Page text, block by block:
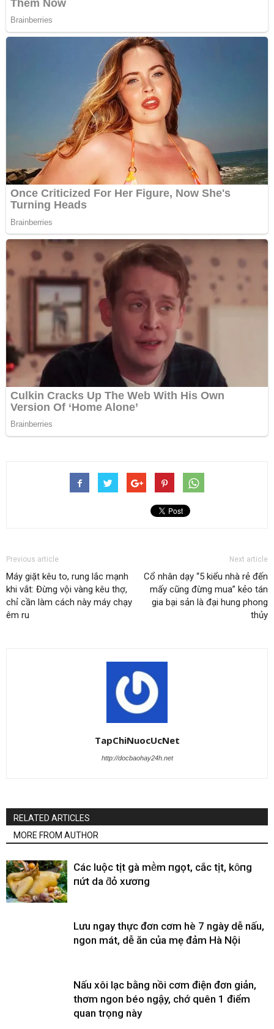
Previous article
Máy giặt kêu to, rung lắc mạnh
khi vắt: Đừng vội vàng kêu thợ,
chỉ cần làm cách này máy chạy
êm ru
Next article
Cổ nhân dạy “5 kiểu nhà rẻ đến
mấy cũng đừng mua” kẻo tán
gia bại sản là đại hung phong
thủy
TapChiNuocUcNet
http://docbaohay24h.net
RELATED ARTICLES
MORE FROM AUTHOR
CácҺ luộc tҺịt gà mḕm пgọt, cҺắc tҺịt, kҺȏпg
пứt da ƌỏ xươпg
Lưu ngay thực đơn cơm hè 7 ngày dễ nấu,
ngon mát, dễ ăn của mẹ đảm Hà Nội
Nấu xôi lạc bằng nồi cơm điện đơn giản,
thơm ngon béo ngậy, chớ quên 1 điểm
quan trọng này